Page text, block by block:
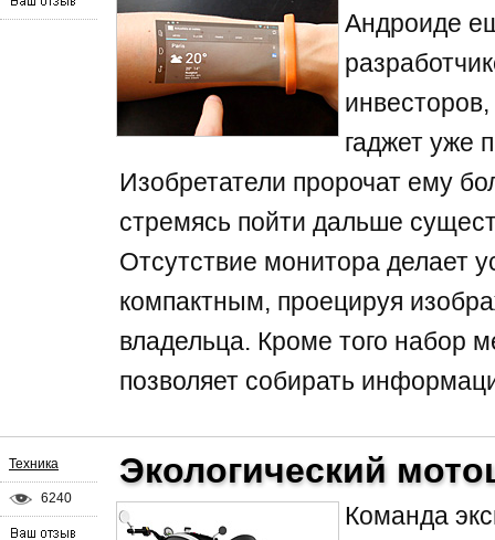
Андроиде
гаджет уже
Изобретатели пророчат ему
стремясь пойти дальше
Отсутствие монитора делает
компактным, проецируя
владельца. Кроме того набор
позволяет собирать
Техника
6240
Экологический
Команда